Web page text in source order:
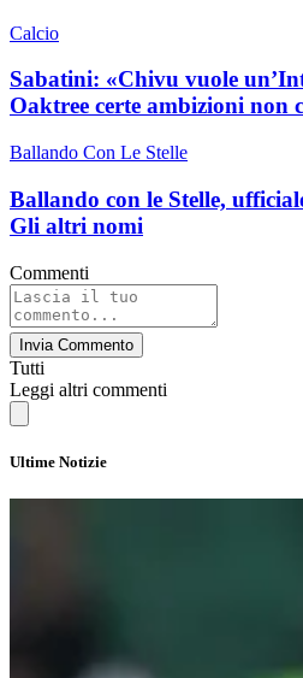
Calcio
Sabatini: «Chivu vuole
Oaktree certe ambizioni non
Ballando Con Le Stelle
Ballando con le Stelle,
Gli altri nomi
Commenti
Invia Commento
Tutti
Leggi altri commenti
Ultime Notizie